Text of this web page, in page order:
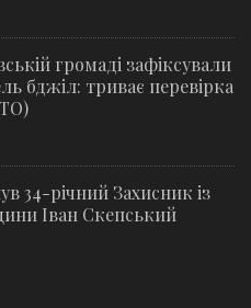
громаді зафіксували
бджіл: триває перевірка
34-річний Захисник із
Іван Скепський